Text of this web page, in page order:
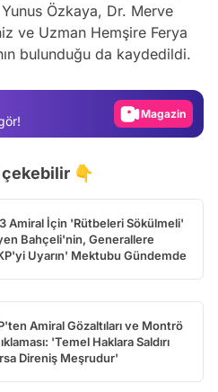
Özkaya, Dr. Merve
ve Uzman Hemşire Ferya
bulunduğu da kaydedildi.
Test
Magazin
çekebilir 👇
Amiral İçin 'Rütbeleri Sökülmeli'
Bahçeli'nin, Generallere
Uyarın' Mektubu Gündemde
Amiral Gözaltıları ve Montrö
'Temel Haklara Saldırı
Direniş Meşrudur'